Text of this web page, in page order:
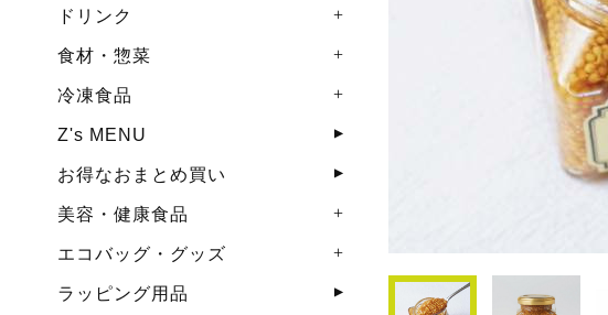
ドリンク
食材・惣菜
冷凍食品
Z's MENU
お得なおまとめ買い
美容・健康食品
エコバッグ・グッズ
ラッピング用品